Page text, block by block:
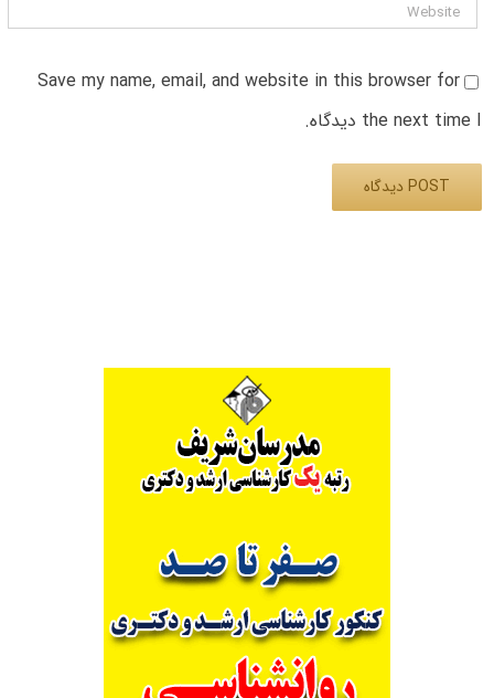
Save my name, email, and website in this browser for
the next time I دیدگاه.